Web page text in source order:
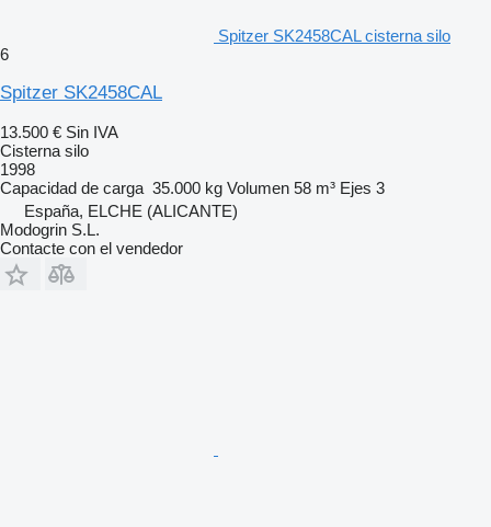
Spitzer SK2458CAL cisterna silo
6
Spitzer SK2458CAL
13.500 € Sin IVA
Cisterna silo
1998
Capacidad de carga 35.000 kg Volumen 58 m³ Ejes 3
España, ELCHE (ALICANTE)
Modogrin S.L.
Contacte con el vendedor